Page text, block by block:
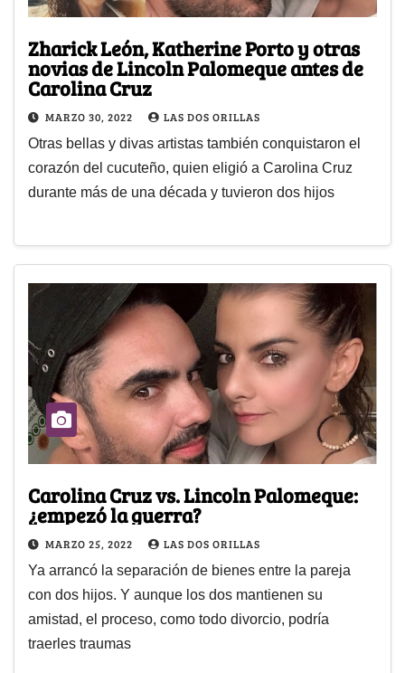
Zharick León, Katherine Porto y otras
novias de Lincoln Palomeque antes de
Carolina Cruz
MARZO 30, 2022 LAS DOS ORILLAS
Otras bellas y divas artistas también conquistaron el
corazón del cucuteño, quien eligió a Carolina Cruz
durante más de una década y tuvieron dos hijos
Carolina Cruz vs. Lincoln Palomeque:
¿empezó la guerra?
MARZO 25, 2022 LAS DOS ORILLAS
Ya arrancó la separación de bienes entre la pareja
con dos hijos. Y aunque los dos mantienen su
amistad, el proceso, como todo divorcio, podría
traerles traumas